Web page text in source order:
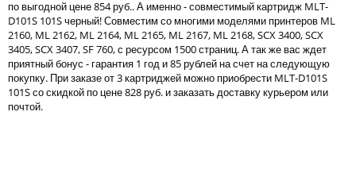
Ленточные картриджи
Тонер и девелопер
по выгодной цене 854 руб.. А именно - совместимый картридж MLT-
D101S 101S черный! Совместим со многими моделями принтеров ML
2160, ML 2162, ML 2164, ML 2165, ML 2167, ML 2168, SCX 3400, SCX
3405, SCX 3407, SF 760, с ресурсом 1500 страниц. А так же вас ждет
приятный бонус - гарантия 1 год и 85 рублей на счет на следующую
покупку. При заказе от 3 картриджей можно приобрести MLT-D101S
101S со скидкой по цене 828 руб. и заказать доставку курьером или
почтой.